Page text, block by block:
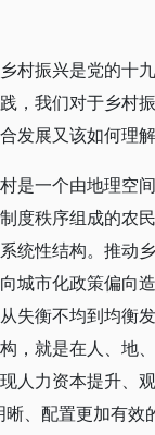
村振兴是党的十
，我们对于乡村
发展又该如何理
是一个由地理空
度秩序组成的农
统性结构。推动
城市化政策偏向
失衡不均到均衡
，就是在人、地
人力资本提升、
、配置更加有效